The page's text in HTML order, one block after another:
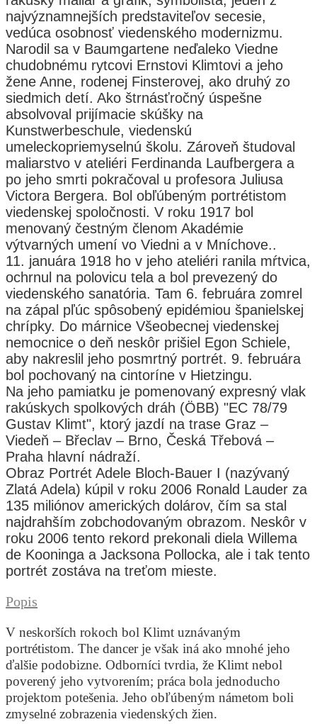
najvýznamnejších predstaviteľov secesie,
vedúca osobnosť viedenského modernizmu.
Narodil sa v Baumgartene neďaleko Viedne
chudobnému rytcovi Ernstovi Klimtovi a jeho
žene Anne, rodenej Finsterovej, ako druhý zo
siedmich detí. Ako štrnásťročný úspešne
absolvoval prijímacie skúšky na
Kunstwerbeschule, viedenskú
umeleckopriemyselnú školu. Zároveň študoval
maliarstvo v ateliéri Ferdinanda Laufbergera a
po jeho smrti pokračoval u profesora Juliusa
Victora Bergera. Bol obľúbeným portrétistom
viedenskej spoločnosti. V roku 1917 bol
menovaný čestným členom Akadémie
výtvarných umení vo Viedni a v Mníchove..
11. januára 1918 ho v jeho ateliéri ranila mŕtvica,
ochrnul na polovicu tela a bol prevezený do
viedenského sanatória. Tam 6. februára zomrel
na zápal pľúc spôsobený epidémiou španielskej
chrípky. Do márnice Všeobecnej viedenskej
nemocnice o deň neskôr prišiel Egon Schiele,
aby nakreslil jeho posmrtný portrét. 9. februára
bol pochovaný na cintoríne v Hietzingu.
Na jeho pamiatku je pomenovaný expresný vlak
rakúskych spolkových dráh (ÖBB) "EC 78/79
Gustav Klimt", ktorý jazdí na trase Graz –
Viedeň – Břeclav – Brno, Česká Třebová –
Praha hlavní nádraží.
Obraz Portrét Adele Bloch-Bauer I (nazývaný
Zlatá Adela) kúpil v roku 2006 Ronald Lauder za
135 miliónov amerických dolárov, čím sa stal
najdrahším zobchodovaným obrazom. Neskôr v
roku 2006 tento rekord prekonali diela Willema
de Kooninga a Jacksona Pollocka, ale i tak tento
portrét zostáva na treťom mieste.
Popis
V neskorších rokoch bol Klimt uznávaným
portrétistom. The dancer je však iná ako mnohé jeho
ďalšie podobizne. Odborníci tvrdia, že Klimt nebol
poverený jeho vytvorením; práca bola jednoducho
projektom potešenia. Jeho obľúbeným námetom boli
zmyselné zobrazenia viedenských žien.